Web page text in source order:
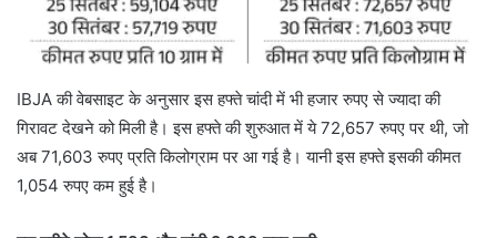
IBJA की वेबसाइट के अनुसार इस हफ्ते चांदी में भी हजार रुपए से ज्यादा की
गिरावट देखने को मिली है। इस हफ्ते की शुरुआत में ये 72,657 रुपए पर थी, जो
अब 71,603 रुपए प्रति किलोग्राम पर आ गई है। यानी इस हफ्ते इसकी कीमत
1,054 रुपए कम हुई है।